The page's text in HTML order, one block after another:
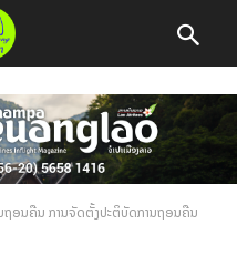
ຖອນຄືນ ການຈັດຕັ້ງປະຕິບັດການຖອນຄືນ